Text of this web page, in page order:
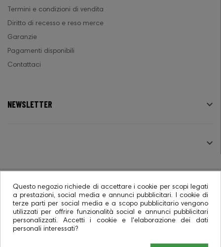
Termini e condizioni di vendita
Diritto di recesso e reso merce
Garanzie
Pagamenti disponibili
Contattaci
NEWSLETTER 

© 2026 - Ecommerce software CO.RA. SpA
Questo negozio richiede di accettare i cookie per scopi legati
a prestazioni, social media e annunci pubblicitari. I cookie di
terze parti per social media e a scopo pubblicitario vengono
utilizzati per offrire funzionalità social e annunci pubblicitari
personalizzati. Accetti i cookie e l'elaborazione dei dati
personali interessati?